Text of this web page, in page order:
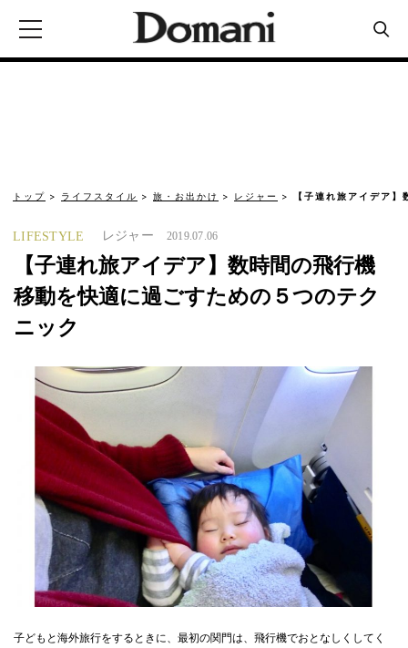
トップ ライフスタイル 旅・お出かけ レジャー 【子連れ旅アイデア
LIFESTYLE レジャー 2019.07.06
【子連れ旅アイデア】数時間の飛行機
移動を快適に過ごすための５つのテク
ニック
子どもと海外旅行をするときに、最初の関門は、飛行機でおとなしくしてく